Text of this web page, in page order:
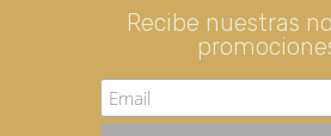
CERTAMEN DE
FUNDACIÓN
TIENDA
Recibe nuestras